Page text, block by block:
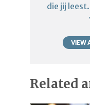
die jij
VIEW
Related